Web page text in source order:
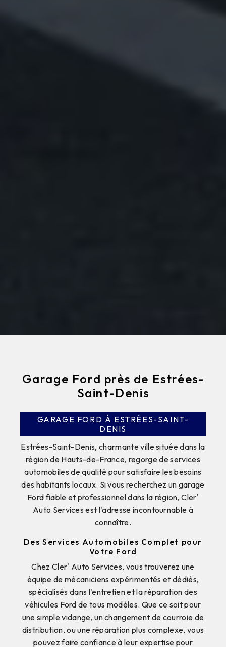
Garage Ford près de Estrées-
Saint-Denis
GARAGE FORD À ESTRÉES-SAINT-
DENIS
Estrées-Saint-Denis, charmante ville située dans la
région de Hauts-de-France, regorge de services
automobiles de qualité pour satisfaire les besoins
des habitants locaux. Si vous recherchez un garage
Ford fiable et professionnel dans la région, Cler'
Auto Services est l'adresse incontournable à
connaître.
Des Services Automobiles Complet pour
Votre Ford
Chez Cler' Auto Services, vous trouverez une
équipe de mécaniciens expérimentés et dédiés,
spécialisés dans l'entretien et la réparation des
véhicules Ford de tous modèles. Que ce soit pour
une simple vidange, un changement de courroie de
distribution, ou une réparation plus complexe, vous
pouvez faire confiance à leur expertise pour